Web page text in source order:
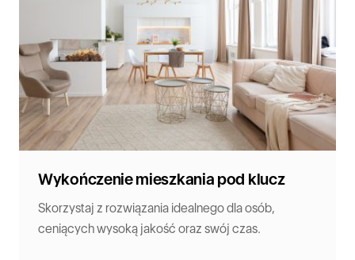
Wykończenie mieszkania pod klucz
Skorzystaj z rozwiązania idealnego dla osób,
ceniących wysoką jakość oraz swój czas.